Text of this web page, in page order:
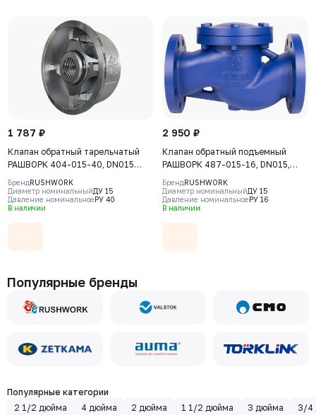
1 787 ₽
Клапан обратный тарельчатый
РАШВОРК 404-015-40, DN015
PN40, корпус - CF8M, диск -
CF8M, уплотнение - CF8M, М/Ф
БрендRUSHWORK
Диаметр номинальныйДУ 15
Давление номинальноеРУ 40
В наличии
2 950 ₽
Клапан обратный подъемный
РАШВОРК 487-015-16, DN015,
PN16, корпус - GJL-250 (GG25),
диск - угл. сталь AISI420, седло -
угл. сталь AISI420, Ф/Ф
БрендRUSHWORK
Диаметр номинальныйДУ 15
Давление номинальноеРУ 16
В наличии
Популярные бренды
Популярные категории
2 1/2 дюйма
4 дюйма 2 дюйма 1 1/2 дюйма 3 дюйма 3/4